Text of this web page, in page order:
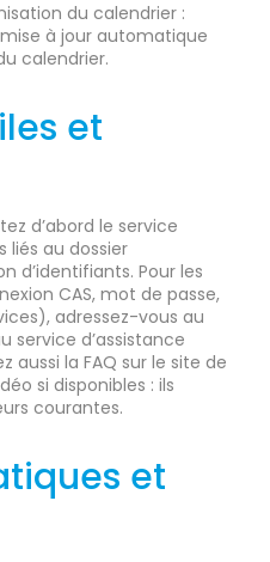
du calendrier :
mise à jour automatique
calendrier.
et
d’abord le service
liés au dossier
d’identifiants. Pour les
CAS, mot de passe,
adressez-vous au
service d’assistance
aussi la FAQ sur le site de
si disponibles : ils
courantes.
et